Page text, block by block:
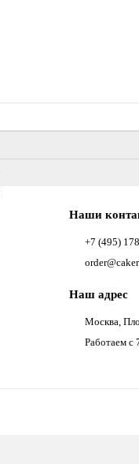
Наши
+7 (495)
Наш адрес
Москва,
Работаем с